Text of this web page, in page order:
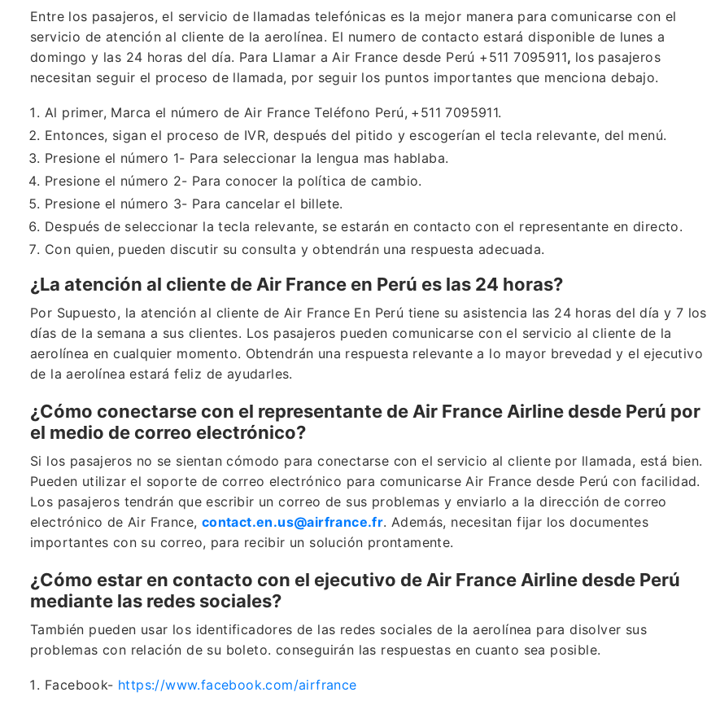
Entre los pasajeros, el servicio de llamadas telefónicas es la mejor manera para comunicarse con el
servicio de atención al cliente de la aerolínea. El numero de contacto estará disponible de lunes a
domingo y las 24 horas del día. Para Llamar a Air France desde Perú +511 7095911, los pasajeros
necesitan seguir el proceso de llamada, por seguir los puntos importantes que menciona debajo.
Al primer, Marca el número de Air France Teléfono Perú, +511 7095911.
Entonces, sigan el proceso de IVR, después del pitido y escogerían el tecla relevante, del menú.
Presione el número 1- Para seleccionar la lengua mas hablaba.
Presione el número 2- Para conocer la política de cambio.
Presione el número 3- Para cancelar el billete.
Después de seleccionar la tecla relevante, se estarán en contacto con el representante en directo.
Con quien, pueden discutir su consulta y obtendrán una respuesta adecuada.
¿La atención al cliente de Air France en Perú es las 24 horas?
Por Supuesto, la atención al cliente de Air France En Perú tiene su asistencia las 24 horas del día y 7 los
días de la semana a sus clientes. Los pasajeros pueden comunicarse con el servicio al cliente de la
aerolínea en cualquier momento. Obtendrán una respuesta relevante a lo mayor brevedad y el ejecutivo
de la aerolínea estará feliz de ayudarles.
¿Cómo conectarse con el representante de Air France Airline desde Perú por
el medio de correo electrónico?
Si los pasajeros no se sientan cómodo para conectarse con el servicio al cliente por llamada, está bien.
Pueden utilizar el soporte de correo electrónico para comunicarse Air France desde Perú con facilidad.
Los pasajeros tendrán que escribir un correo de sus problemas y enviarlo a la dirección de correo
electrónico de Air France, contact.en.us@airfrance.fr. Además, necesitan fijar los documentes
importantes con su correo, para recibir un solución prontamente.
¿Cómo estar en contacto con el ejecutivo de Air France Airline desde Perú
mediante las redes sociales?
También pueden usar los identificadores de las redes sociales de la aerolínea para disolver sus
problemas con relación de su boleto. conseguirán las respuestas en cuanto sea posible.
Facebook- https://www.facebook.com/airfrance